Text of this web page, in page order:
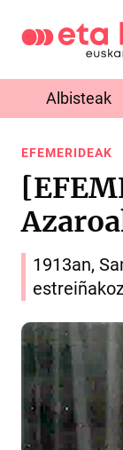
Albisteak
EFEMERIDEAK
1913an,